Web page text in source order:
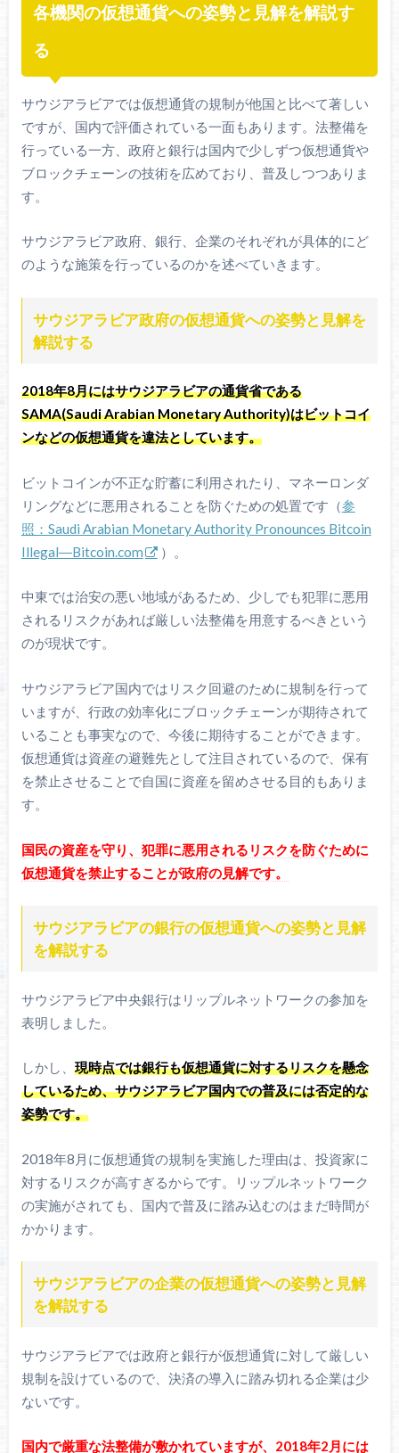
各機関の仮想通貨への姿勢と見解を解説す
る
サウジアラビアでは仮想通貨の規制が他国と比べて著しい
ですが、国内で評価されている一面もあります。法整備を
行っている一方、政府と銀行は国内で少しずつ仮想通貨や
ブロックチェーンの技術を広めており、普及しつつありま
す。
サウジアラビア政府、銀行、企業のそれぞれが具体的にど
のような施策を行っているのかを述べていきます。
サウジアラビア政府の仮想通貨への姿勢と見解を
解説する
2018年8月にはサウジアラビアの通貨省である
SAMA(Saudi Arabian Monetary Authority)はビットコイ
ンなどの仮想通貨を違法としています。
ビットコインが不正な貯蓄に利用されたり、マネーロンダ
リングなどに悪用されることを防ぐための処置です（参
照：Saudi Arabian Monetary Authority Pronounces Bitcoin
Illegal―Bitcoin.com
）。
中東では治安の悪い地域があるため、少しでも犯罪に悪用
されるリスクがあれば厳しい法整備を用意するべきという
のが現状です。
サウジアラビア国内ではリスク回避のために規制を行って
いますが、行政の効率化にブロックチェーンが期待されて
いることも事実なので、今後に期待することができます。
仮想通貨は資産の避難先として注目されているので、保有
を禁止させることで自国に資産を留めさせる目的もありま
す。
国民の資産を守り、犯罪に悪用されるリスクを防ぐために
仮想通貨を禁止することが政府の見解です。
サウジアラビアの銀行の仮想通貨への姿勢と見解
を解説する
サウジアラビア中央銀行はリップルネットワークの参加を
表明しました。
しかし、 現時点では銀行も仮想通貨に対するリスクを懸念
しているため、サウジアラビア国内での普及には否定的な
姿勢です。
2018年8月に仮想通貨の規制を実施した理由は、投資家に
対するリスクが高すぎるからです。リップルネットワーク
の実施がされても、国内で普及に踏み込むのはまだ時間が
かかります。
サウジアラビアの企業の仮想通貨への姿勢と見解
を解説する
サウジアラビアでは政府と銀行が仮想通貨に対して厳しい
規制を設けているので、決済の導入に踏み切れる企業は少
ないです。
国内で厳重な法整備が敷かれていますが、2018年2月には